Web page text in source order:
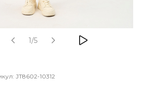
1/5
JT8602-10312